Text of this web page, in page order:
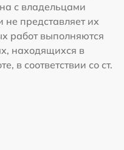
с владельцами
представляет их
работ выполняются
находящихся в
в соответствии со ст.